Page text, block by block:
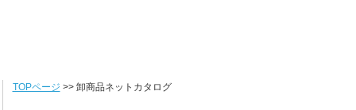
TOPページ >> 卸商品ネットカタログ